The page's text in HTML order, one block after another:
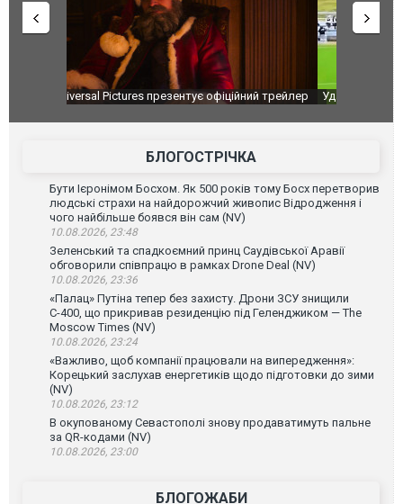
Удар футболіста спричинив ДТП просто під час
лісову
пункту
БЛОГОСТРІЧКА
Бути Ієронімом Босхом. Як 500 років тому Босх перетворив
людські страхи на найдорожчий живопис Відродження і
чого найбільше боявся він сам (NV)
10.08.2026, 23:48
Зеленський та спадкоємний принц Саудівської Аравії
обговорили співпрацю в рамках Drone Deal (NV)
10.08.2026, 23:36
«Палац» Путіна тепер без захисту. Дрони ЗСУ знищили
С-400, що прикривав резиденцію під Геленджиком — The
Moscow Times (NV)
10.08.2026, 23:24
«Важливо, щоб компанії працювали на випередження»:
Корецький заслухав енергетиків щодо підготовки до зими
(NV)
10.08.2026, 23:12
В окупованому Севастополі знову продаватимуть пальне
за QR-кодами (NV)
10.08.2026, 23:00
БЛОГОЖАБИ